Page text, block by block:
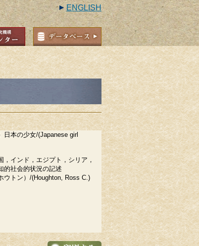
ENGLISH
日本の少女/(Japanese girl
，インド，エジプト，シリア，
的社会的状況の記述
ウトン）/(Houghton, Ross C.)